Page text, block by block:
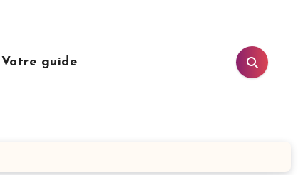
Votre guide